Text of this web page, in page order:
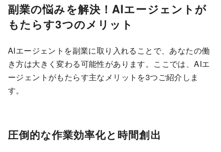
副業の悩みを解決！AIエージェントが
もたらす3つのメリット
AIエージェントを副業に取り入れることで、あなたの働
き方は大きく変わる可能性があります。ここでは、AIエ
ージェントがもたらす主なメリットを3つご紹介しま
す。
圧倒的な作業効率化と時間創出